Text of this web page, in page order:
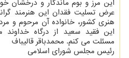
این مرز و بوم ماندگار و درخشان
عرض تسلیت فقدان این هنرمند
هنری کشور، خانواده آن مرحوم و
این فقید سعید از درگاه
مسئلت می کنم. محمدباقر قالیباف
رئیس مجلس شورای اسلامی